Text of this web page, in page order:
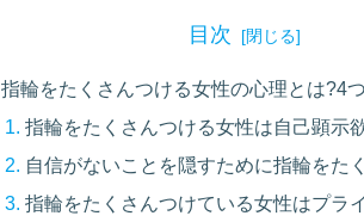
目次
指輪をたくさんつける女性の心理とは?4
指輪をたくさんつける女性は自己顕示
自信がないことを隠すために指輪をた
指輪をたくさんつけている女性はプラ